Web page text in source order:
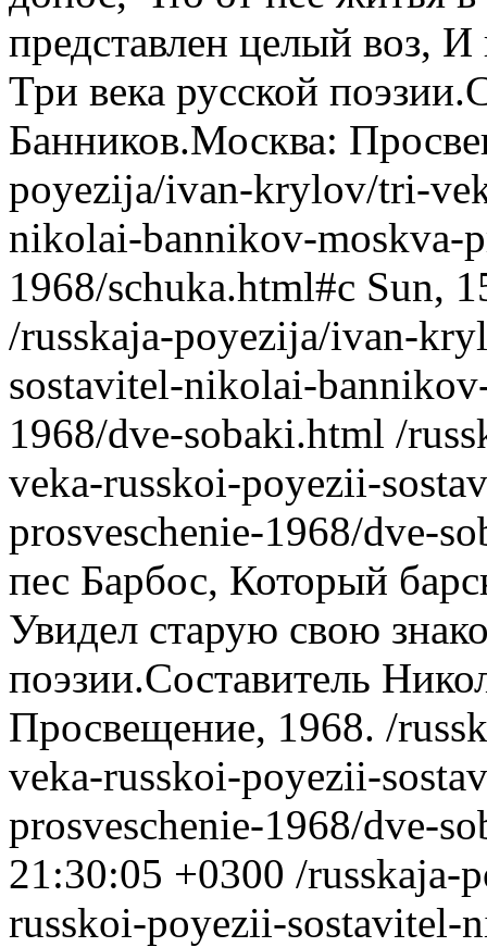
представлен целый воз,
Три века русской
Банников.Москва:
poyezija/ivan-krylov/tri-
nikolai-bannikov-moskva-
1968/schuka.html#c Sun,
/russkaja-poyezija/ivan-
sostavitel-nikolai-
1968/dve-sobaki.html /
veka-russkoi-poyezii-
prosveschenie-1968/dve-
пес Барбос, Который
Увидел старую свою
поэзии.Составитель
Просвещение, 1968. /
veka-russkoi-poyezii-
prosveschenie-1968/dve-
21:30:05 +0300 /russkaja-
russkoi-poyezii-sostavitel-